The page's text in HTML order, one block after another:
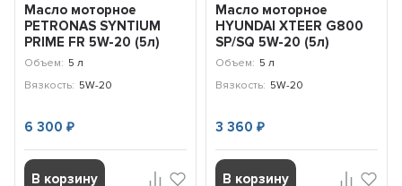
Масло моторное
PETRONAS SYNTIUM
PRIME FR 5W-20 (5л)
71236M12EU
Объем: 5 л
Вязкость: 5W-20
6 300₽
В корзину
Масло моторное
HYUNDAI XTEER G800
SP/SQ 5W-20 (5л)
1051124
Объем: 5 л
Вязкость: 5W-20
3 360 ₽
В корзину